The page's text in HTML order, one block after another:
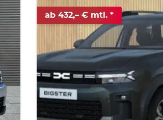
ab 432,– € mtl.